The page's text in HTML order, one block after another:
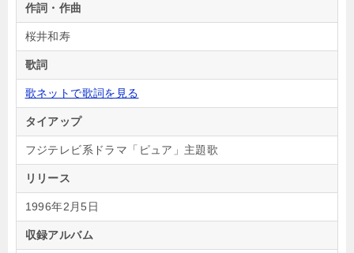
作詞・作曲
桜井和寿
歌詞
歌ネットで歌詞を見る
タイアップ
フジテレビ系ドラマ「ピュア」主題歌
リリース
1996年2月5日
収録アルバム